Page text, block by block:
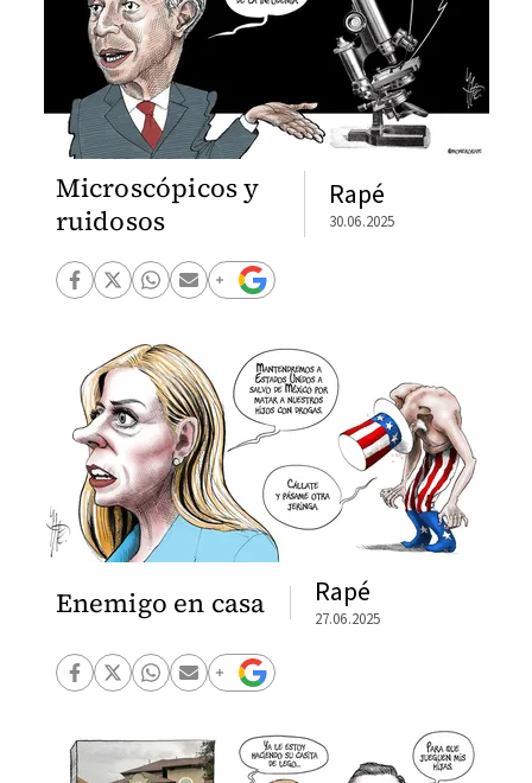
Microscópicos y
ruidosos
Rapé
30.06.2025
Enemigo en casa Rapé
27.06.2025